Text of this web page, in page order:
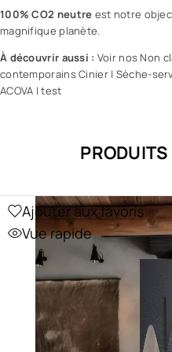
100% CO2 neutre est notre
magnifique planète.
À découvrir aussi : Voir nos Non
contemporains Cinier| Sèche-
ACOVA |test
Ajouter aux favoris
Vue rapide